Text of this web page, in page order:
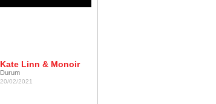
Kate Linn & Monoir
Durum
20/02/2021